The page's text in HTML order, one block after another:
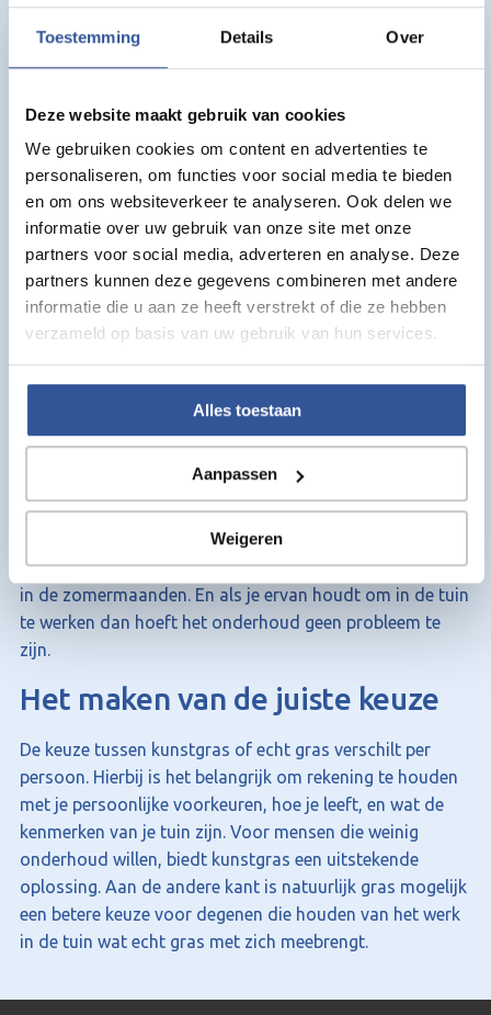
Toestemming Details Over
Deze website maakt gebruik van cookies
We gebruiken cookies om content en advertenties te
personaliseren, om functies voor social media te bieden
en om ons websiteverkeer te analyseren. Ook delen we
informatie over uw gebruik van onze site met onze
partners voor social media, adverteren en analyse. Deze
partners kunnen deze gegevens combineren met andere
informatie die u aan ze heeft verstrekt of die ze hebben
verzameld op basis van uw gebruik van hun services.
Alles toestaan
Aanpassen
Weigeren
Wij van Kunstgrasdump helpen je graag zodat je een
weloverwogen beslissing kunt maken.
Kunstgras is een uitstekende optie voor jou als je op
zoek bent naar een onderhoudsarme oplossing met een
altijd groene uitstraling. Het vereist geen water,
bemesting of maaien, waardoor je tijd en geld bespaart
op de lange termijn. Bovendien is kunstgras duurzaam
en kan het extreme weersomstandigheden weerstaan,
waardoor het een ideale keuze is voor zowel particuliere
tuinen als openbare ruimtes. En het belangrijkste?
van echt gras.
De voordelen van echt gras
Echt gras, aan de andere kant, biedt een natuurlijke
uitstraling en gevoel dat moeilijk volledig na te bootsen
is. Het draagt bij aan de biodiversiteit, ondersteunt
natuurlijke ecosystemen en biedt een koelere omgeving
in de zomermaanden. En als je ervan houdt om in de tuin
te werken dan hoeft het onderhoud geen probleem te
zijn.
Het maken van de juiste keuze
De keuze tussen kunstgras of echt gras verschilt per
persoon. Hierbij is het belangrijk om rekening te houden
met je persoonlijke voorkeuren, hoe je leeft, en wat de
kenmerken van je tuin zijn. Voor mensen die weinig
onderhoud willen, biedt kunstgras een uitstekende
oplossing. Aan de andere kant is natuurlijk gras mogelijk
een betere keuze voor degenen die houden van het werk
in de tuin wat echt gras met zich meebrengt.